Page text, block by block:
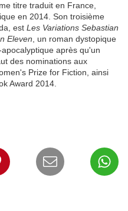
titre traduit en France,
en 2014. Son troisième
est Les Variations Sebastian
Eleven , un roman dystopique
après qu'un
des nominations aux
Prize for Fiction, ainsi
Award 2014.